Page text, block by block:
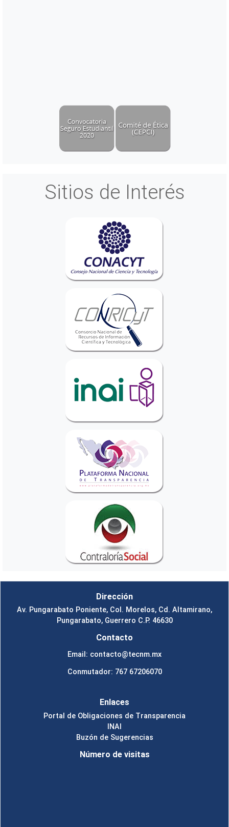
Sitios de Interés
Dirección
Av. Pungarabato Poniente, Col. Morelos, Cd. Altamirano,
Pungarabato, Guerrero C.P. 46630
Contacto
Email: contacto@tecnm.mx
Conmutador: 767 67206070
Enlaces
Portal de Obligaciones de Transparencia
INAI
Buzón de Sugerencias
Número de visitas